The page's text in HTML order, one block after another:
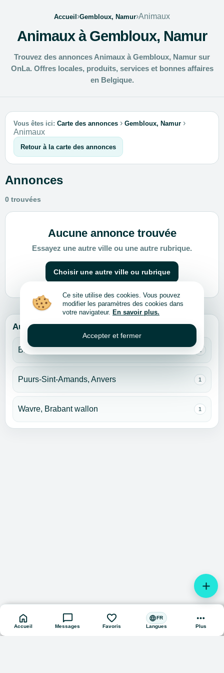
add
home
Accueil
chat_bubble
Messages
favorite
Favoris
languageFR
Langues
more_horiz
Plus
Accueil›Gembloux, Namur›Animaux
Animaux à Gembloux, Namur
Trouvez des annonces Animaux à Gembloux, Namur sur
OnLa. Offres locales, produits, services et bonnes affaires
en Belgique.
Vous êtes ici: Carte des annonces › Gembloux, Namur ›
Animaux
Retour à la carte des annonces
Annonces
0 trouvées
Aucune annonce trouvée
Essayez une autre ville ou une autre rubrique.
Choisir une autre ville ou rubrique
Autres villes pour cette rubrique
Brakel, Flandre orientale 1
Puurs-Sint-Amands, Anvers 1
Wavre, Brabant wallon 1
Ce site utilise des cookies. Vous pouvez
modifier les paramètres des cookies dans
votre navigateur. En savoir plus.
Accepter et fermer